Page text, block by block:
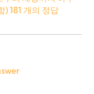
) 181 개의 정답